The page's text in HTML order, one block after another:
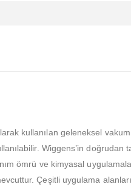
kullanılan geleneksel
Wiggens’in
ömrü ve kimyasal
Çeşitli uygulama